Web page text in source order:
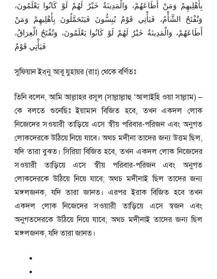
بِأَهْلِيهِمْ وَمَنْ أَطَاعَهُمْ، وَالْمَدِينَةُ خَيْرٌ لَهُمْ لَوْ كَانُوا يَعْلَمُونَ،
وَتُفْتَحُ الشَّأْمُ، فَيَأْتِي قَوْمٌ يُبِسُّونَ فَيَتَحَمَّلُونَ بِأَهْلِيهِمْ وَمَنْ
أَطَاعَهُمْ، وَالْمَدِينَةُ خَيْرٌ لَهُمْ لَوْ كَانُوا يَعْلَمُونَ، وَتُفْتَحُ الْعِرَاقُ،
فَيَأْتِي قَوْمٌ
সুফিয়ান ইব্‌নু আবূ যুহায়র (রাঃ) থেকে বর্ণিতঃ
তিনি বলেন, আমি আল্লাহর রসূল (সাল্লাল্লাহু ‘আলাইহি ওয়া সাল্লাম) –
কে বলতে শুনেছিঃ ইয়ামান বিজিত হবে, তখন একদল লোক
নিজেদের সওয়ারী তাড়িয়ে এসে স্বীয় পরিবার-পরিজন এবং অনুগত
লোকদেরকে উঠিয়ে নিয়ে যাবে। অথচ মদীনা তাদের জন্য উত্তম ছিল,
যদি তারা বুঝত। সিরিয়া বিজিত হবে, তখন একদল লোক নিজেদের
সওয়ারী তাড়িয়ে এসে স্বীয় পরিবার-পরিজন এবং অনুগত
লোকদেরকে উঠিয়ে নিয়ে যাবে; অথচ মদীনাই ছিল তাদের জন্য
মঙ্গলজনক, যদি তারা জানত। এরপর ইরাক বিজিত হবে তখন
একদল লোক নিজেদের সওয়ারী তাড়িয়ে এসে স্বজন এবং
অনুগতদেরকে উঠিয়ে নিয়ে যাবে; অথচ মদীনাই তাদের জন্য ছিল
মঙ্গলজনক, যদি তারা জানত।